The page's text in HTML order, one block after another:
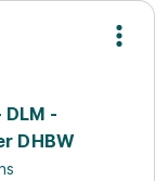
DLM -
DHBW